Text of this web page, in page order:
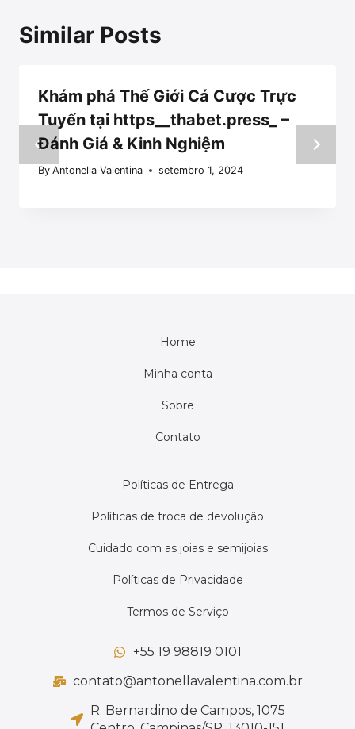
Similar Posts
Khám phá Thế Giới Cá Cược Trực
Tuyến tại https__thabet.press_ –
Đánh Giá & Kinh Nghiệm
By Antonella Valentina setembro 1, 2024
Home
Minha conta
Sobre
Contato
Políticas de Entrega
Políticas de troca de devolução
Cuidado com as joias e semijoias
Políticas de Privacidade
Termos de Serviço
+55 19 98819 0101
contato@antonellavalentina.com.br
R. Bernardino de Campos, 1075